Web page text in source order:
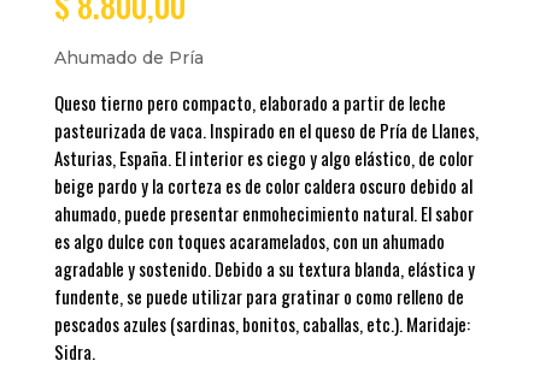
Ahumado de Pría
Queso tierno pero compacto, elaborado a partir de leche
pasteurizada de vaca. Inspirado en el queso de Pría de Llanes,
Asturias, España. El interior es ciego y algo elástico, de color
beige pardo y la corteza es de color caldera oscuro debido al
ahumado, puede presentar enmohecimiento natural. El sabor
es algo dulce con toques acaramelados, con un ahumado
agradable y sostenido. Debido a su textura blanda, elástica y
fundente, se puede utilizar para gratinar o como relleno de
pescados azules (sardinas, bonitos, caballas, etc.). Maridaje:
Sidra.